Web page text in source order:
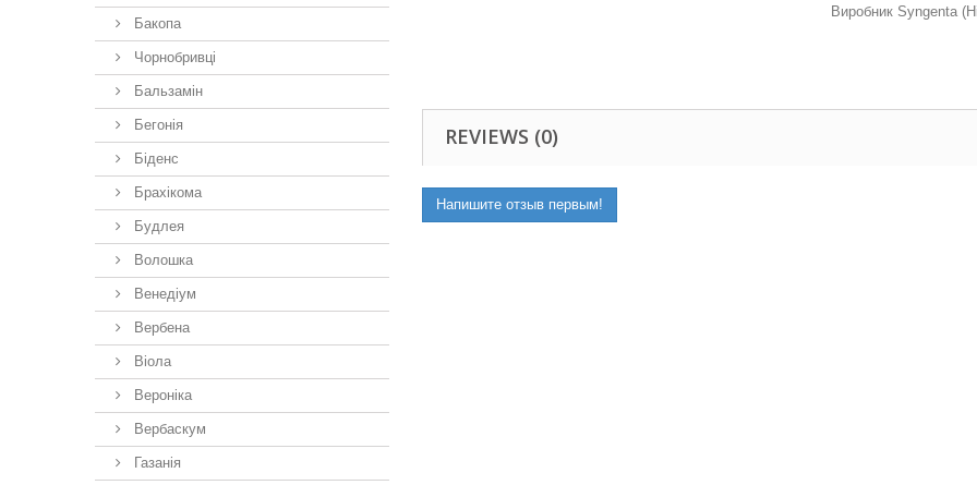
Бакопа
Чорнобривці
Бальзамін
Бегонія
Біденс
Брахікома
Будлея
Волошка
Венедіум
Вербена
Віола
Вероніка
Вербаскум
Газанія
Виробник Syngenta
REVIEWS (0)
Напишите отзыв первым!